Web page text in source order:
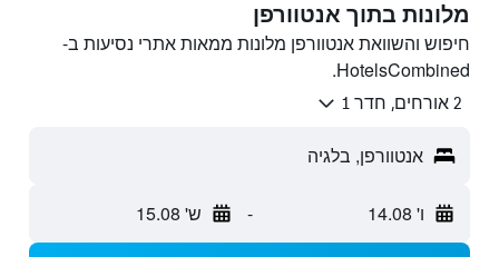
מלונות בתוך אנטוורפן
חיפוש והשוואת אנטוורפן מלונות ממאות אתרי נסיעות ב-
HotelsCombined.
2 אורחים, חדר 1
אנטוורפן, בלגיה
ו' 14.08 - ש' 15.08